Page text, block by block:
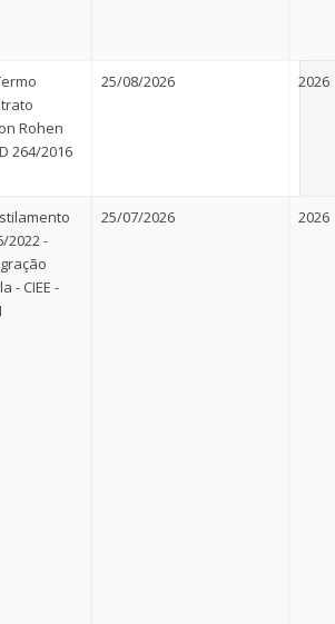
Rohen
264/2016
25/08/2026 2026
2022 -
- CIEE -
25/07/2026 2026